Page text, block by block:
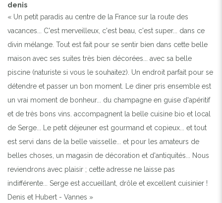
denis
« Un petit paradis au centre de la France sur la route des
vacances... C'est merveilleux, c'est beau, c'est super... dans ce
divin mélange. Tout est fait pour se sentir bien dans cette belle
maison avec ses suites très bien décorées... avec sa belle
piscine (naturiste si vous le souhaitez). Un endroit parfait pour se
détendre et passer un bon moment. Le diner pris ensemble est
un vrai moment de bonheur... du champagne en guise d'apéritif
et de très bons vins. accompagnent la belle cuisine bio et local
de Serge... Le petit déjeuner est gourmand et copieux... et tout
est servi dans de la belle vaisselle... et pour les amateurs de
belles choses, un magasin de décoration et d'antiquités... Nous
reviendrons avec plaisir ; cette adresse ne laisse pas
indifférente... Serge est accueillant, drôle et excellent cuisinier !
Denis et Hubert - Vannes »